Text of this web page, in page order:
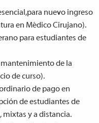
nuevo ingreso
en Médico Cirujano).
para estudiantes de
mantenimiento de la
de curso).
de pago en
de estudiantes de
mixtas y a distancia.